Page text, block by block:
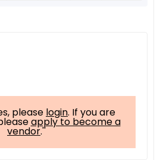
please login. If you are
apply to become a
vendor.''